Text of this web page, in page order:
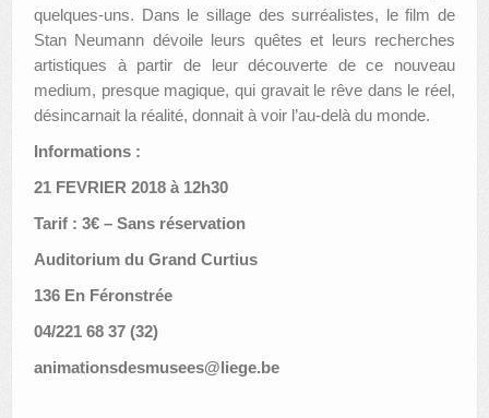
quelques-uns. Dans le sillage des surréalistes, le film de
Stan Neumann dévoile leurs quêtes et leurs recherches
artistiques à partir de leur découverte de ce nouveau
medium, presque magique, qui gravait le rêve dans le réel,
désincarnait la réalité, donnait à voir l’au-delà du monde.
Informations :
21 FEVRIER 2018 à 12h30
Tarif : 3€ – Sans réservation
Auditorium du Grand Curtius
136 En Féronstrée
04/221 68 37 (32)
animationsdesmusees@liege.be